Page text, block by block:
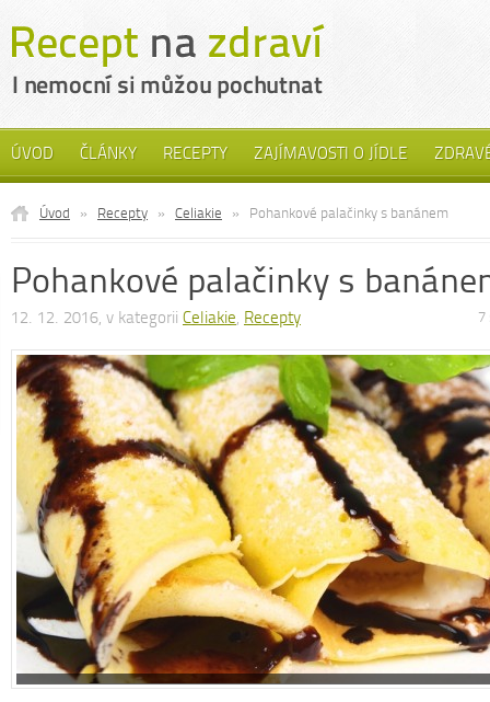
ÚVOD ČLÁNKY RECEPTY ZAJÍMAVOSTI O JÍDLE
Úvod » Recepty » Celiakie » Pohankové palačinky s banánem
Pohankové palačinky s
12. 12. 2016, v kategorii Celiakie, Recepty